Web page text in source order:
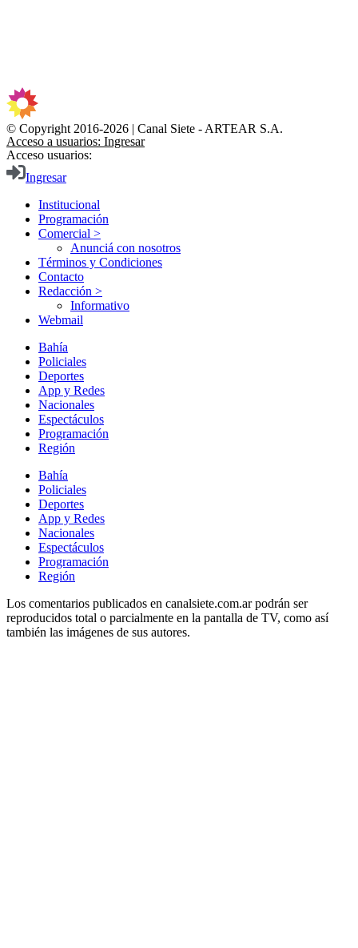
© Copyright 2016-2026 | Canal Siete - ARTEAR S.A.
Acceso a usuarios: Ingresar
Acceso usuarios:
Ingresar
Institucional
Programación
Comercial >
Anunciá con nosotros
Términos y Condiciones
Contacto
Redacción >
Informativo
Webmail
Bahía
Policiales
Deportes
App y Redes
Nacionales
Espectáculos
Programación
Región
Bahía
Policiales
Deportes
App y Redes
Nacionales
Espectáculos
Programación
Región
Los comentarios publicados en canalsiete.com.ar podrán ser
reproducidos total o parcialmente en la pantalla de TV, como así
también las imágenes de sus autores.